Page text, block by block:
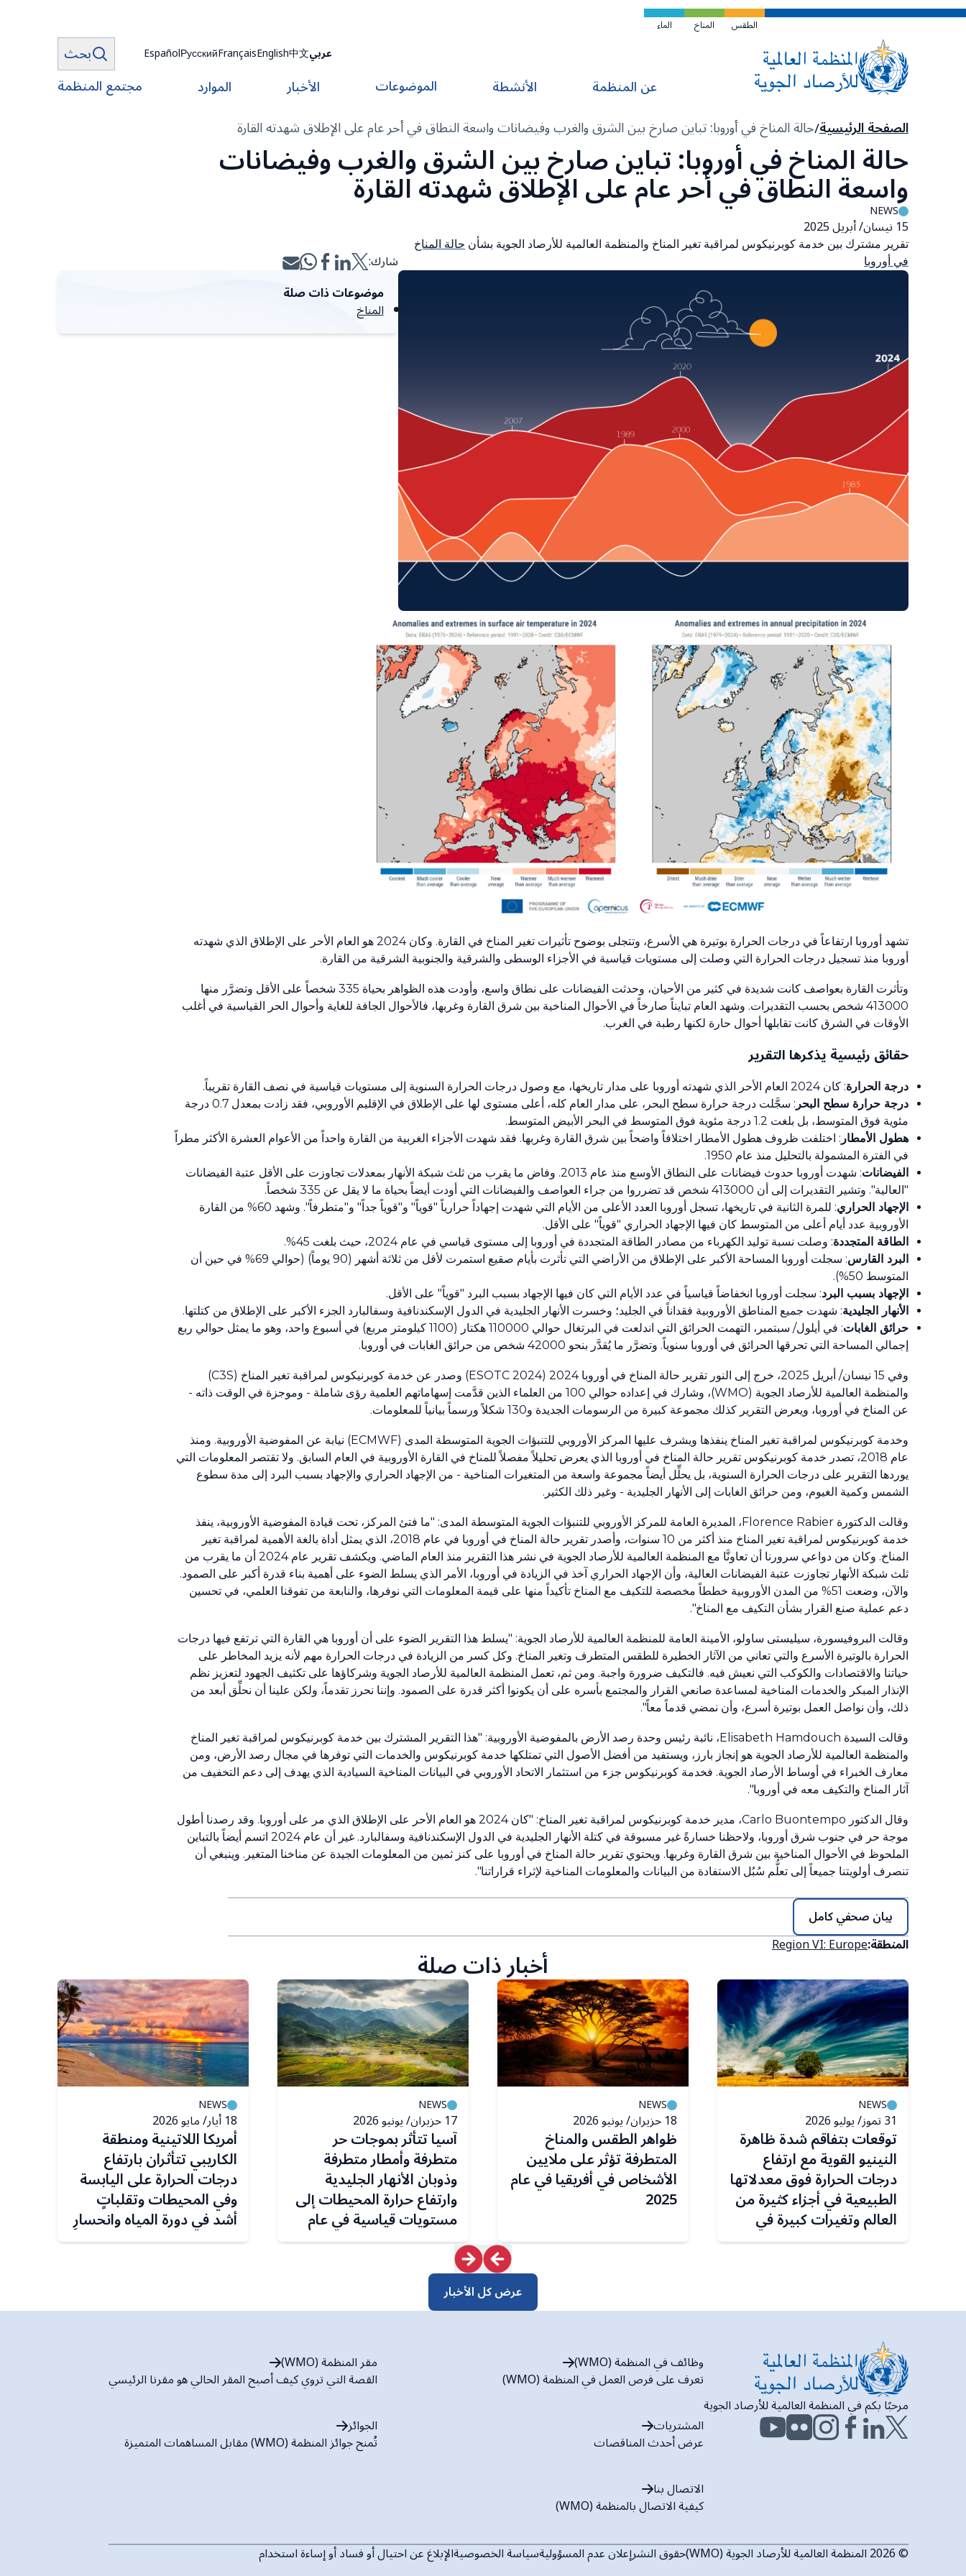
تخطي
الطقس المناخ الماء
عربي中文
English
Français
Русский
Español
بحث
عن المنظمة
الأنشطة الموضوعات الأخبار الموارد مجتمع المنظمة
مسار
التنقل
الصفحة الرئيسية حالة المناخ في أوروبا: تباين صارخ بين الشرق والغرب وفيضانات واسعة النطاق في أحر عام على الإطلاق شهدته القارة
حالة المناخ في أوروبا: تباين صارخ بين الشرق والغرب وفيضانات
واسعة النطاق في أحر عام على الإطلاق شهدته القارة
NEWS
15 نيسان/ أبريل 2025
تقرير مشترك بين خدمة كوبرنيكوس لمراقبة تغير المناخ والمنظمة العالمية للأرصاد الجوية بشأن حالة المناخ
في أوروبا
شارك:
موضوعات ذات صلة
المناخ
تشهد أوروبا ارتفاعاً في درجات الحرارة بوتيرة هي الأسرع، وتتجلى بوضوح تأثيرات تغير المناخ في القارة. وكان 2024 هو العام الأحر على الإطلاق الذي شهدته
أوروبا منذ تسجيل درجات الحرارة التي وصلت إلى مستويات قياسية في الأجزاء الوسطى والشرقية والجنوبية الشرقية من القارة.
وتأثرت القارة بعواصف كانت شديدة في كثير من الأحيان، وحدثت الفيضانات على نطاق واسع، وأودت هذه الظواهر بحياة 335 شخصاً على الأقل وتضرَّر منها
413000 شخص بحسب التقديرات. وشهد العام تبايناً صارخاً في الأحوال المناخية بين شرق القارة وغربها، فالأحوال الجافة للغاية وأحوال الحر القياسية في أغلب
الأوقات في الشرق كانت تقابلها أحوال حارة لكنها رطبة في الغرب.
حقائق رئيسية يذكرها التقرير
درجة الحرارة: كان 2024 العام الأحر الذي شهدته أوروبا على مدار تاريخها، مع وصول درجات الحرارة السنوية إلى مستويات قياسية في نصف القارة تقريباً.
درجة حرارة سطح البحر
: سجَّلت درجة حرارة سطح البحر، على مدار العام كله، أعلى مستوى لها على الإطلاق في الإقليم الأوروبي، فقد زادت بمعدل 0.7 درجة
مئوية فوق المتوسط، بل بلغت 1.2 درجة مئوية فوق المتوسط في البحر الأبيض المتوسط.
هطول الأمطار : اختلفت ظروف هطول الأمطار اختلافاً واضحاً بين شرق القارة وغربها. فقد شهدت الأجزاء الغربية من القارة واحداً من الأعوام العشرة الأكثر مطراً
في الفترة المشمولة بالتحليل منذ عام 1950.
الفيضانات
: شهدت أوروبا حدوث فيضانات على النطاق الأوسع منذ عام 2013. وفاض ما يقرب من ثلث شبكة الأنهار بمعدلات تجاوزت على الأقل عتبة الفيضانات
"العالية". وتشير التقديرات إلى أن 413000 شخص قد تضرروا من جراء العواصف والفيضانات التي أودت أيضاً بحياة ما لا يقل عن 335 شخصاً.
الإجهاد الحراري
: للمرة الثانية في تاريخها، تسجل أوروبا العدد الأعلى من الأيام التي شهدت إجهاداً حرارياً "قوياً" و"قوياً جداً" و"متطرفاً". وشهد 60% من القارة
الأوروبية عدد أيام أعلى من المتوسط كان فيها الإجهاد الحراري "قوياً" على الأقل.
الطاقة المتجددة: وصلت نسبة توليد الكهرباء من مصادر الطاقة المتجددة في أوروبا إلى مستوى قياسي في عام 2024، حيث بلغت 45%.
البرد القارس
: سجلت أوروبا المساحة الأكبر على الإطلاق من الأراضي التي تأثرت بأيام صقيع استمرت لأقل من ثلاثة أشهر (90 يوماً) (حوالي 69% في حين أن
المتوسط 50%).
الإجهاد بسبب البرد: سجلت أوروبا انخفاضاً قياسياً في عدد الأيام التي كان فيها الإجهاد بسبب البرد "قوياً" على الأقل.
الأنهار الجليدية: شهدت جميع المناطق الأوروبية فقداناً في الجليد؛ وخسرت الأنهار الجليدية في الدول الإسكندنافية وسفالبارد الجزء الأكبر على الإطلاق من كتلتها.
حرائق الغابات
: في أيلول/ سبتمبر، التهمت الحرائق التي اندلعت في البرتغال حوالي 110000 هكتار (1100 كيلومتر مربع) في أسبوع واحد، وهو ما يمثل حوالي ربع
إجمالي المساحة التي تحرقها الحرائق في أوروبا سنوياً. وتضرَّر ما يُقدَّر بنحو 42000 شخص من حرائق الغابات في أوروبا.
وفي 15 نيسان/ أبريل 2025، خرج إلى النور تقرير حالة المناخ في أوروبا 2024 (ESOTC 2024) وصدر عن خدمة كوبرنيكوس لمراقبة تغير المناخ (C3S)
والمنظمة العالمية للأرصاد الجوية (WMO)، وشارك في إعداده حوالي 100 من العلماء الذين قدَّمت إسهاماتهم العلمية رؤى شاملة - وموجزة في الوقت ذاته -
عن المناخ في أوروبا، ويعرض التقرير كذلك مجموعة كبيرة من الرسومات الجديدة و130 شكلاً ورسماً بيانياً للمعلومات.
وخدمة كوبرنيكوس لمراقبة تغير المناخ ينفذها ويشرف عليها المركز الأوروبي للتنبؤات الجوية المتوسطة المدى (ECMWF) نيابة عن المفوضية الأوروبية. ومنذ
عام 2018، تصدر خدمة كوبرنيكوس تقرير حالة المناخ في أوروبا الذي يعرض تحليلاً مفصلاً للمناخ في القارة الأوروبية في العام السابق. ولا تقتصر المعلومات التي
يوردها التقرير على درجات الحرارة السنوية، بل يحلِّل أيضاً مجموعة واسعة من المتغيرات المناخية - من الإجهاد الحراري والإجهاد بسبب البرد إلى مدة سطوع
الشمس وكمية الغيوم، ومن حرائق الغابات إلى الأنهار الجليدية - وغير ذلك الكثير.
وقالت الدكتورة Florence Rabier، المديرة العامة للمركز الأوروبي للتنبؤات الجوية المتوسطة المدى: "ما فتئ المركز، تحت قيادة المفوضية الأوروبية، ينفذ
خدمة كوبرنيكوس لمراقبة تغير المناخ منذ أكثر من 10 سنوات، وأصدر تقرير حالة المناخ في أوروبا في عام 2018، الذي يمثل أداة بالغة الأهمية لمراقبة تغير
المناخ. وكان من دواعي سرورنا أن تعاونَّا مع المنظمة العالمية للأرصاد الجوية في نشر هذا التقرير منذ العام الماضي. ويكشف تقرير عام 2024 أن ما يقرب من
ثلث شبكة الأنهار تجاوزت عتبة الفيضانات العالية، وأن الإجهاد الحراري آخذ في الزيادة في أوروبا، الأمر الذي يسلط الضوء على أهمية بناء قدرة أكبر على الصمود.
والآن، وضعت 51% من المدن الأوروبية خططاً مخصصة للتكيف مع المناخ تأكيداً منها على قيمة المعلومات التي نوفرها، والنابعة من تفوقنا العلمي، في تحسين
دعم عملية صنع القرار بشأن التكيف مع المناخ".
وقالت البروفيسورة، سيليستى ساولو، الأمينة العامة للمنظمة العالمية للأرصاد الجوية: "يسلط هذا التقرير الضوء على أن أوروبا هي القارة التي ترتفع فيها درجات
الحرارة بالوتيرة الأسرع والتي تعاني من الآثار الخطيرة للطقس المتطرف وتغير المناخ. وكل كسر من الزيادة في درجات الحرارة مهم لأنه يزيد المخاطر على
حياتنا والاقتصادات والكوكب التي نعيش فيه. فالتكيف ضرورة واجبة. ومن ثم، تعمل المنظمة العالمية للأرصاد الجوية وشركاؤها على تكثيف الجهود لتعزيز نظم
الإنذار المبكر والخدمات المناخية لمساعدة صانعي القرار والمجتمع بأسره على أن يكونوا أكثر قدرة على الصمود. وإننا نحرز تقدماً، ولكن علينا أن نحلِّق أبعد من
ذلك، وأن نواصل العمل بوتيرة أسرع، وأن نمضي قدماً معاً".
وقالت السيدة Elisabeth Hamdouch، نائبة رئيس وحدة رصد الأرض بالمفوضية الأوروبية: "هذا التقرير المشترك بين خدمة كوبرنيكوس لمراقبة تغير المناخ
والمنظمة العالمية للأرصاد الجوية هو إنجاز بارز، ويستفيد من أفضل الأصول التي تمتلكها خدمة كوبرنيكوس والخدمات التي توفرها في مجال رصد الأرض، ومن
معارف الخبراء في أوساط الأرصاد الجوية. فخدمة كوبرنيكوس جزء من استثمار الاتحاد الأوروبي في البيانات المناخية السيادية الذي يهدف إلى دعم التخفيف من
آثار المناخ والتكيف معه في أوروبا".
وقال الدكتور Carlo Buontempo، مدير خدمة كوبرنيكوس لمراقبة تغير المناخ: "كان 2024 هو العام الأحر على الإطلاق الذي مر على أوروبا. وقد رصدنا أطول
موجة حر في جنوب شرق أوروبا، ولاحظنا خسارةً غير مسبوقة في كتلة الأنهار الجليدية في الدول الإسكندنافية وسفالبارد. غير أن عام 2024 اتسم أيضاً بالتباين
الملحوظ في الأحوال المناخية بين شرق القارة وغربها. ويحتوي تقرير حالة المناخ في أوروبا على كنز ثمين من المعلومات الجيدة عن مناخنا المتغير. وينبغي أن
تنصرف أولويتنا جميعاً إلى تعلُّم سُبُل الاستفادة من البيانات والمعلومات المناخية لإثراء قراراتنا".
بيان صحفي كامل
المنطقة:Region VI: Europe أخبار ذات صلة
NEWS
31 تموز/ يوليو 2026
توقعات بتفاقم شدة ظاهرة
النينيو القوية مع ارتفاع
درجات الحرارة فوق معدلاتها
الطبيعية في أجزاء كثيرة من
العالم وتغيرات كبيرة في
أنماط هطول الأمطار
NEWS
18 حزيران/ يونيو 2026
ظواهر الطقس والمناخ
المتطرفة تؤثر على ملايين
الأشخاص في أفريقيا في عام
2025
NEWS
17 حزيران/ يونيو 2026
آسيا تتأثر بموجات حر
متطرفة وأمطار متطرفة
وذوبان الأنهار الجليدية
وارتفاع حرارة المحيطات إلى
مستويات قياسية في عام
2025
NEWS
18 أيار/ مايو 2026
أمريكا اللاتينية ومنطقة
الكاريبي تتأثران بارتفاع
درجات الحرارة على اليابسة
وفي المحيطات وتقلباتٍ
أشد في دورة المياه وانحسارِ
الأنهار الجليدية
عرض كل الأخبار
مرحبًا بكم في المنظمة العالمية للأرصاد الجوية
وظائف في المنظمة (WMO)
تعرف على فرص العمل في المنظمة (WMO)
مقر المنظمة (WMO)
القصة التي تروي كيف أصبح المقر الحالي هو مقرنا الرئيسي
المشتريات
عرض أحدث المناقصات
الجوائز
تُمنح جوائز المنظمة (WMO) مقابل المساهمات المتميزة
الاتصال بنا
كيفية الاتصال بالمنظمة (WMO)
© 2026 المنظمة العالمية للأرصاد الجوية (WMO)
حقوق النشرإعلان عدم المسؤوليةسياسة الخصوصيةالإبلاغ عن احتيال أو فساد أو إساءة استخدام